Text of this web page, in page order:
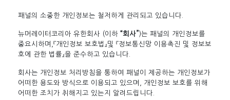
패널의 소중한 개인정보는 철저하게 관리되고 있습니다.
뉴머레이터코리아 유한회사 (이하 “회사” )는 패널의 개인정보를
중요시하며,『개인정보 보호법』및 『정보통신망 이용촉진 및 정보보
호에 관한 법률』을 준수하고 있습니다.
회사는 개인정보 처리방침을 통하여 패널이 제공하는 개인정보가
어떠한 용도와 방식으로 이용되고 있으며, 개인정보 보호를 위해
어떠한 조치가 취해지고 있는지 알려드립니다.